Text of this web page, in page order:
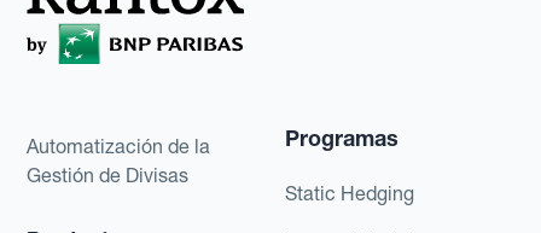
Automatización de la
Gestión de Divisas
Programas
Static Hedging